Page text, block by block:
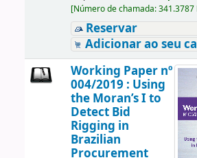
[Número de chamada:341.3787
Reservar
Adicionar ao seu
Working Paper nº
004/2019 : Using
the Moran’s I to
Detect Bid
Rigging in
Brazilian
Procurement